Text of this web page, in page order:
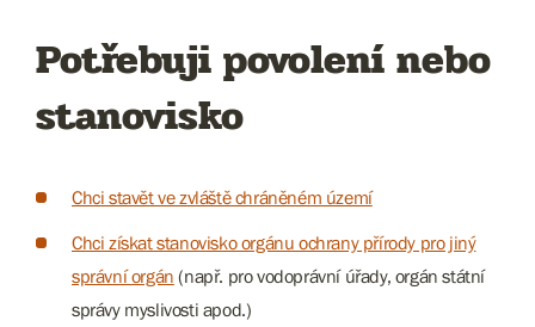
Potřebuji povolení nebo
stanovisko
Chci stavět ve zvláště chráněném území
Chci získat stanovisko orgánu ochrany přírody pro jiný
správní orgán (např. pro vodoprávní úřady, orgán státní
správy myslivosti apod.)